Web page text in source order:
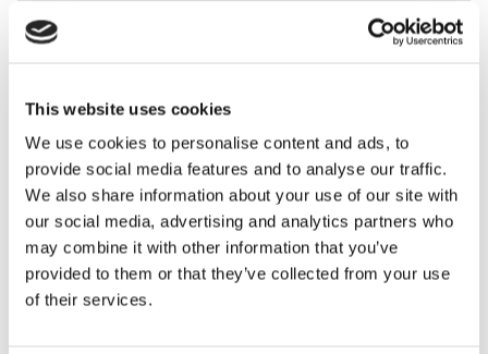
This website uses cookies
We use cookies to personalise content and ads, to
provide social media features and to analyse our traffic.
We also share information about your use of our site with
our social media, advertising and analytics partners who
may combine it with other information that you’ve
provided to them or that they’ve collected from your use
of their services.
INFORMACJE O WYSYŁCE
DODATKOWE INFORMACJE
OPINIE